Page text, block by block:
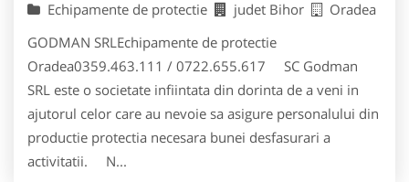
Echipamente de protectie judet Bihor
Oradea
GODMAN SRLEchipamente de protectie
Oradea0359.463.111 / 0722.655.617 SC Godman
SRL este o societate infiintata din dorinta de a veni in
ajutorul celor care au nevoie sa asigure personalului din
productie protectia necesara bunei desfasurari a
activitatii. N...